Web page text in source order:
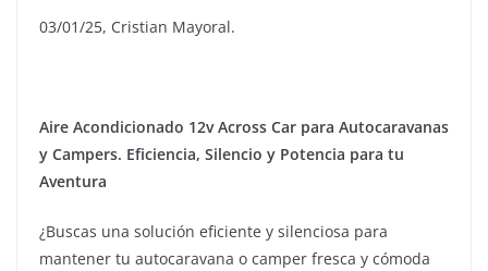
03/01/25, Cristian Mayoral.
Aire Acondicionado 12v Across Car para Autocaravanas
y Campers. Eficiencia, Silencio y Potencia para tu
Aventura
¿Buscas una solución eficiente y silenciosa para
mantener tu autocaravana o camper fresca y cómoda